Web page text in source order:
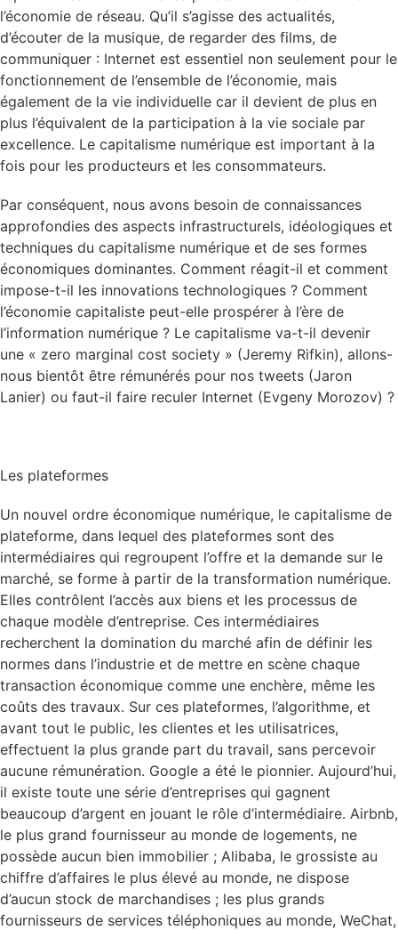
l’économie de réseau. Qu’il s’agisse des actualités,
d’écouter de la musique, de regarder des films, de
communiquer : Internet est essentiel non seulement pour le
fonctionnement de l’ensemble de l’économie, mais
également de la vie individuelle car il devient de plus en
plus l’équivalent de la participation à la vie sociale par
excellence. Le capitalisme numérique est important à la
fois pour les producteurs et les consommateurs.
Par conséquent, nous avons besoin de connaissances
approfondies des aspects infrastructurels, idéologiques et
techniques du capitalisme numérique et de ses formes
économiques dominantes. Comment réagit-il et comment
impose-t-il les innovations technologiques ? Comment
l’économie capitaliste peut-elle prospérer à l’ère de
l’information numérique ? Le capitalisme va-t-il devenir
une « zero marginal cost society » (Jeremy Rifkin), allons-
nous bientôt être rémunérés pour nos tweets (Jaron
Lanier) ou faut-il faire reculer Internet (Evgeny Morozov) ?
Les plateformes
Un nouvel ordre économique numérique, le capitalisme de
plateforme, dans lequel des plateformes sont des
intermédiaires qui regroupent l’offre et la demande sur le
marché, se forme à partir de la transformation numérique.
Elles contrôlent l’accès aux biens et les processus de
chaque modèle d’entreprise. Ces intermédiaires
recherchent la domination du marché afin de définir les
normes dans l’industrie et de mettre en scène chaque
transaction économique comme une enchère, même les
coûts des travaux. Sur ces plateformes, l’algorithme, et
avant tout le public, les clientes et les utilisatrices,
effectuent la plus grande part du travail, sans percevoir
aucune rémunération. Google a été le pionnier. Aujourd’hui,
il existe toute une série d’entreprises qui gagnent
beaucoup d’argent en jouant le rôle d’intermédiaire. Airbnb,
le plus grand fournisseur au monde de logements, ne
possède aucun bien immobilier ; Alibaba, le grossiste au
chiffre d’affaires le plus élevé au monde, ne dispose
d’aucun stock de marchandises ; les plus grands
fournisseurs de services téléphoniques au monde, WeChat,